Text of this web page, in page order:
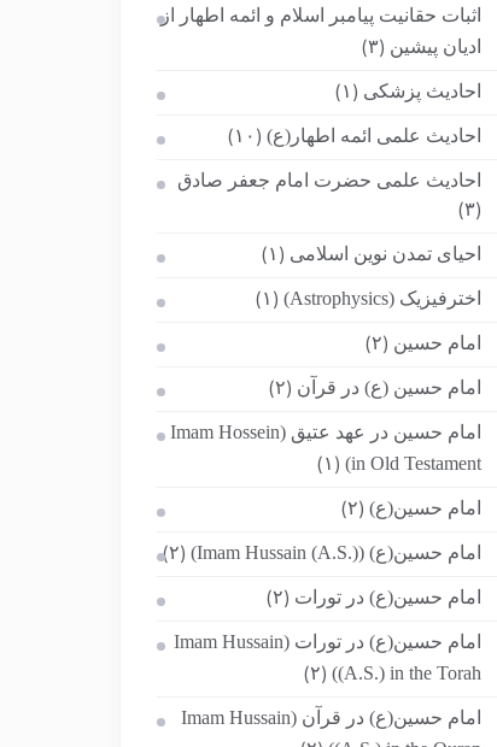
اثبات حقانیت پیامبر اسلام و ائمه اطهار از
ادیان پیشین (۳)
احادیث پزشکی (۱)
احادیث علمی ائمه اطهار(ع) (۱۰)
احادیث علمی حضرت امام جعفر صادق
(۳)
احیای تمدن نوین اسلامی (۱)
اخترفیزیک (Astrophysics) (۱)
امام حسین (۲)
امام حسین (ع) در قرآن (۲)
امام حسین در عهد عتیق (Imam Hossein
in Old Testament)
(۱)
امام حسین(ع) (۲)
امام حسین(ع) (Imam Hussain (A.S.)) (۲)
امام حسین(ع) در تورات (۲)
امام حسین(ع) در تورات (Imam Hussain
(A.S.) in the Torah)
(۲)
امام حسین(ع) در قرآن (Imam Hussain